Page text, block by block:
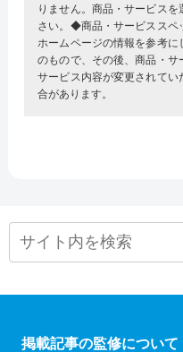
りません。商品・サービス
さい。◆商品・サービススペ
ホームページの情報を参考
のもので、その後、商品・
サービス内容が変更されて
合があります。
掲載記事の監修について